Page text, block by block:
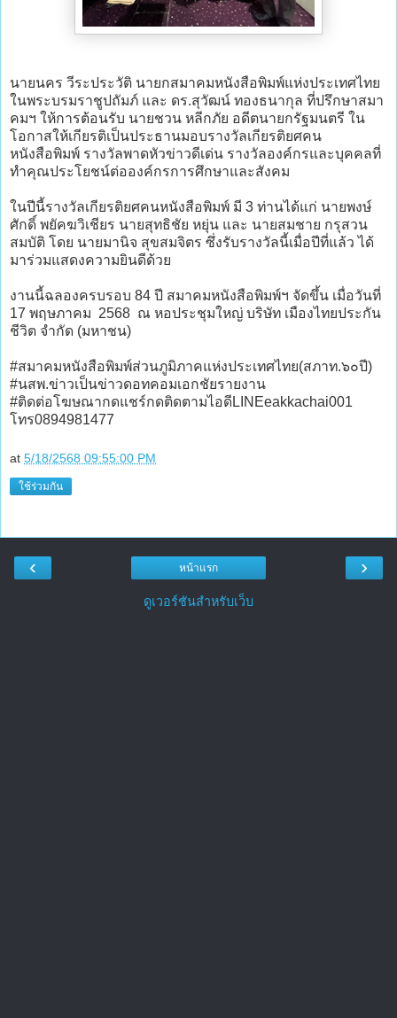
นายนคร วีระประวัติ นายกสมาคมหนังสือพิมพ์แห่งประเทศไทย
ในพระบรมราชูปถัมภ์ และ ดร.สุวัฒน์ ทองธนากุล ที่ปรึกษาสมา
คมฯ ให้การต้อนรับ นายชวน หลีกภัย อดีตนายกรัฐมนตรี ใน
โอกาสให้เกียรติเป็นประธานมอบรางวัลเกียรติยศคน
หนังสือพิมพ์ รางวัลพาดหัวข่าวดีเด่น รางวัลองค์กรและบุคคลที่
ทำคุณประโยชน์ต่อองค์กรการศึกษาและสังคม
ในปีนี้รางวัลเกียรติยศคนหนังสือพิมพ์ มี 3 ท่านได้แก่ นายพงษ์
ศักดิ์ พยัคฆวิเชียร นายสุทธิชัย หยุ่น และ นายสมชาย กรุสวน
สมบัติ โดย นายมานิจ สุขสมจิตร ซึ่งรับรางวัลนี้เมื่อปีที่แล้ว ได้
มาร่วมแสดงความยินดีด้วย
งานนี้ฉลองครบรอบ 84 ปี สมาคมหนังสือพิมพ์ฯ จัดขึ้น เมื่อวันที่
17 พฤษภาคม 2568 ณ หอประชุมใหญ่ บริษัท เมืองไทยประกัน
ชีวิต จำกัด (มหาชน)
#สมาคมหนังสือพิมพ์ส่วนภูมิภาคแห่งประเทศไทย(สภาท.๖๐ปี)
#นสพ.ข่าวเป็นข่าวดอทคอมเอกชัยรายงาน
#ติดต่อโฆษณากดแชร์กดติดตามไอดีLINEeakkachai001
โทร0894981477
at 5/18/2568 09:55:00 PM
ใช้ร่วมกัน
‹ ›
หน้าแรก
ดูเวอร์ชันสำหรับเว็บ